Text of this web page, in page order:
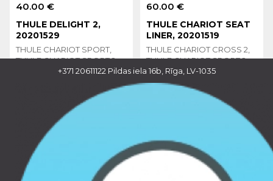
40.00 €
THULE DELIGHT 2,
20201529
THULE CHARIOT SPORT,
THULE CHARIOT SPORT 2,
THULE CHARIOT CROSS,
THULE CHARIOT CAB,
THULE CHARIOT LITE, THULE
YEPP 2, THULE YEPP NEXXT
2, THULE RIDEALONG 2,
THULE RIDEALONG LITE 2
60.00 €
THULE CHARIOT SEAT
LINER, 20201519
THULE CHARIOT CROSS 2,
THULE CHARIOT SPORT 2
+371 20611122Pildas iela 16b, Rīga, LV-1035